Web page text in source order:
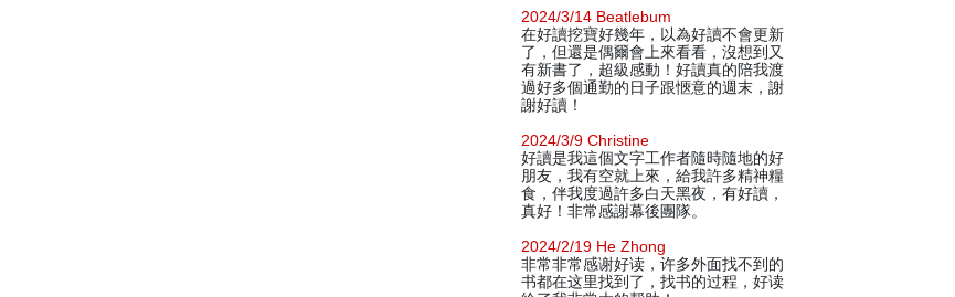
2024/3/14 Beatlebum
在好讀挖寶好幾年，以為好讀不會更新
了，但還是偶爾會上來看看，沒想到又
有新書了，超級感動！好讀真的陪我渡
過好多個通勤的日子跟愜意的週末，謝
謝好讀！
2024/3/9 Christine
好讀是我這個文字工作者隨時隨地的好
朋友，我有空就上來，給我許多精神糧
食，伴我度過許多白天黑夜，有好讀，
真好！非常感謝幕後團隊。
2024/2/19 He Zhong
非常非常感谢好读，许多外面找不到的
书都在这里找到了，找书的过程，好读